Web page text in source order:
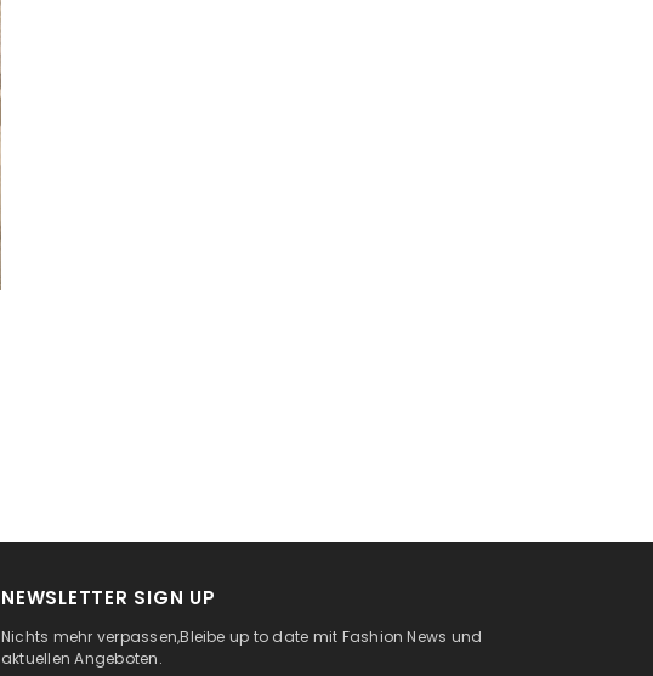
NEWSLETTER SIGN UP
Nichts mehr verpassen,Bleibe up to date mit Fashion News und
aktuellen Angeboten.